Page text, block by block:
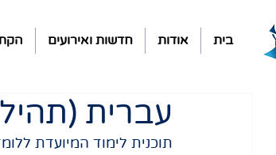
בית אודות חדשות ואירועים
עברית
תוכנית לימוד המיועדת